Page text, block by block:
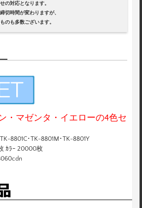
応となります。
間が変わりますが、
多数ございます。
・マゼンタ・イエローの4色セ
8801C･TK-8801M･TK-8801Y
ｶﾗｰ 20000枚